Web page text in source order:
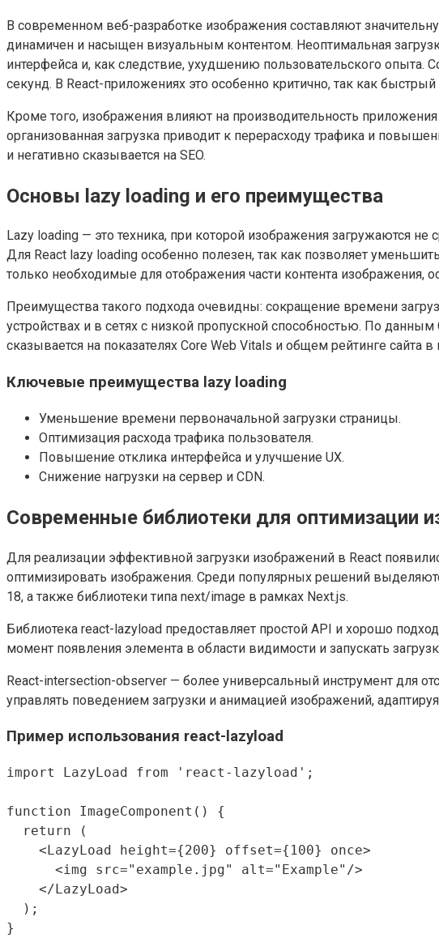
В современном веб-разработке изображения составляют
динамичен и насыщен визуальным контентом. Неоптимальная
интерфейса и, как следствие, ухудшению пользовательского опыта.
секунд. В React-приложениях это особенно критично, так как
Кроме того, изображения влияют на производительность
организованная загрузка приводит к перерасходу трафика и
и негативно сказывается на SEO.
Основы lazy loading и его преимущества
Lazy loading — это техника, при которой изображения загружаются
Для React lazy loading особенно полезен, так как позволяет
только необходимые для отображения части контента изображения,
Преимущества такого подхода очевидны: сокращение времени
устройствах и в сетях с низкой пропускной способностью. По
сказывается на показателях Core Web Vitals и общем рейтинге сайта
Ключевые преимущества lazy loading
Уменьшение времени первоначальной загрузки страницы.
Оптимизация расхода трафика пользователя.
Повышение отклика интерфейса и улучшение UX.
Снижение нагрузки на сервер и CDN.
Современные библиотеки для оптимизации
Для реализации эффективной загрузки изображений в React
оптимизировать изображения. Среди популярных решений
18, а также библиотеки типа next/image в рамках Next.js.
Библиотека react-lazyload предоставляет простой API и хорошо
момент появления элемента в области видимости и запускать
React-intersection-observer — более универсальный инструмент для
управлять поведением загрузки и анимацией изображений,
Пример использования react-lazyload
import LazyLoad from 'react-lazyload';
function ImageComponent() {
  return (
    <LazyLoad height={200} offset={100} once>
      <img src="example.jpg" alt="Example"/>
    </LazyLoad>
  );